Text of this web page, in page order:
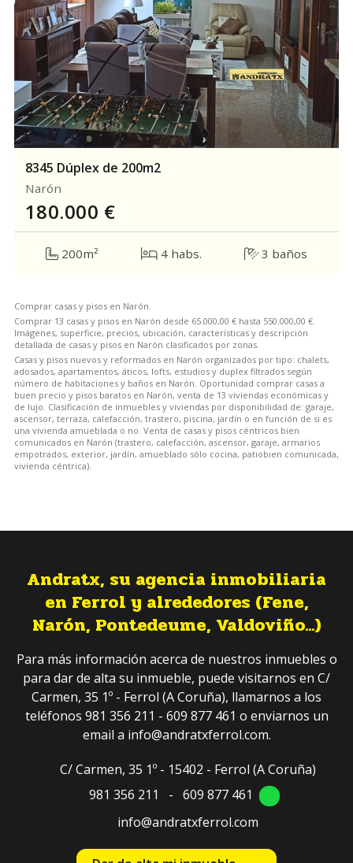
8345 Dúplex de 200m2
180.000 €
200m² 4 habs. 3 baños
Narón
Comprar casas y pisos en Narón.
Comprar 13 casas y pisos en Narón desde 65.000,00 € hasta 550.000,00 €.
Imágenes, superficie, precios, ubicación, características y descripción
detallada de casas y pisos en Narón clasificados por zonas.
Casas y pisos nuevos y reformados en Narón organizados por tipo: chalets,
adosados, apartamentos, áticos, lofts, estudios y duplex filtrados según
número de habitaciones y baños en Narón. Oportunidad comprar casas a
buen precio y pisos baratos en Narón, venta de 13 viviendas económicas y
de lujo. Clasificación de inmuebles y viviendas por disponibilidad de: garaje,
ascensor, terraza, calefacción, trastero, piscina, jardín o en función de si es
una vivienda amueblada o no. Venta de casas y pisos céntricos bien
comunicados en Narón (trastero, calefacción, ascensor, garaje, armarios
empotrados, exterior, jardín, amueblado sólo cocina, patiobien comunicada,
vivienda céntrica).
Andratx, su agencia inmobiliaria
en Ferrol y alrededores (Fene,
Narón, Pontedeume, Valdoviño...)
Para más información acerca de nuestros inmuebles o
para dar de alta su inmueble, puede visitarnos en C/
Carmen, 35 1º - Ferrol (A Coruña), llamarnos a los
teléfonos 981 356 211 - 609 877 461 o enviarnos un
email a info@andratxferrol.com.
C/ Carmen, 35 1º - 15402 - Ferrol (A Coruña)
981 356 211
- 609 877 461
info@andratxferrol.com